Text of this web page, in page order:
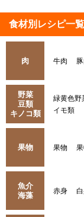
食材別レシピ一覧
肉 牛肉
野菜
豆類
キノコ類
緑黄色野
イモ類
果物 果物
魚介
海藻
赤身